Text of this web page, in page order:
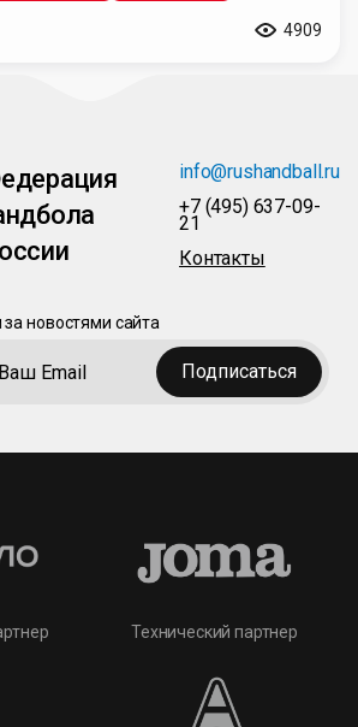
4909
info@rushandball.ru
+7 (495) 637-09-
21
Контакты
новостями сайта
Подписаться
Технический партнер